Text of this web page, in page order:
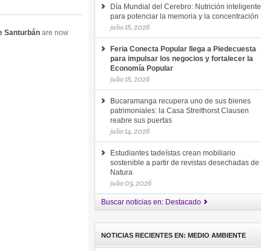
Santurbán are now
Día Mundial del Cerebro: Nutrición inteligente
para potenciar la memoria y la concentración
julio 18, 2026
Feria Conecta Popular llega a Piedecuesta
para impulsar los negocios y fortalecer la
Economía Popular
julio 18, 2026
Bucaramanga recupera uno de sus bienes
patrimoniales: la Casa Streithorst Clausen
reabre sus puertas
julio 14, 2026
Estudiantes tadeístas crean mobiliario
sostenible a partir de revistas desechadas de
Natura
julio 03, 2026
Buscar noticias en: Destacado
NOTICIAS RECIENTES EN: MEDIO AMBIENTE